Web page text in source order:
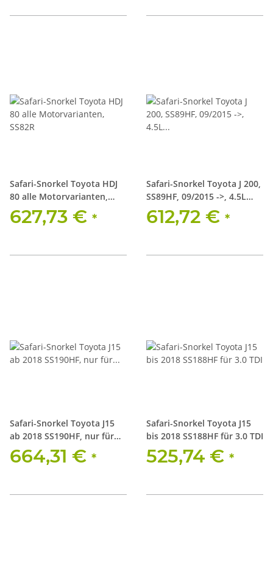
Safari-Snorkel Toyota HDJ
80 alle Motorvarianten,
SS82R
627,73 € *
Safari-Snorkel Toyota J 200,
SS89HF, 09/2015 ->, 4.5L
Diesel 1VD-FTV
612,72 € *
Safari-Snorkel Toyota J15
ab 2018 SS190HF, nur für
2.8 TDI
664,31 € *
Safari-Snorkel Toyota J15
bis 2018 SS188HF für 3.0 TDI
525,74 € *